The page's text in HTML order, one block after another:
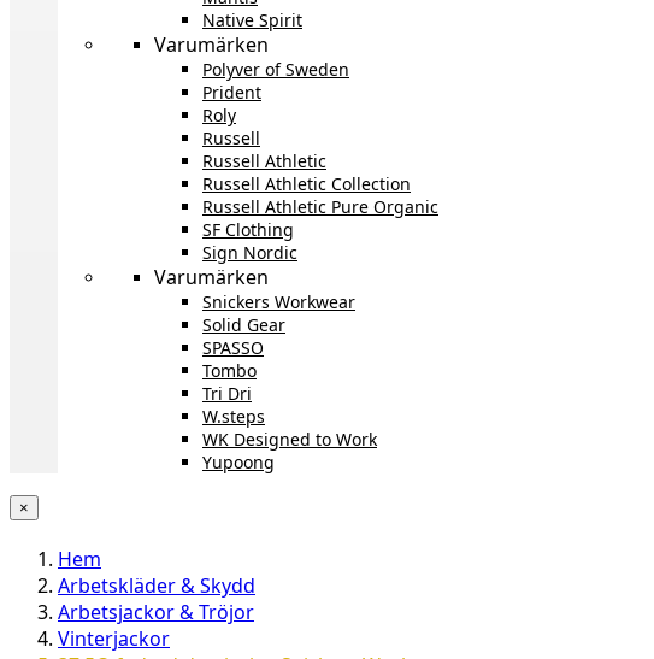
Native Spirit
Varumärken
Polyver of Sweden
Prident
Roly
Russell
Russell Athletic
Russell Athletic Collection
Russell Athletic Pure Organic
SF Clothing
Sign Nordic
Varumärken
Snickers Workwear
Solid Gear
SPASSO
Tombo
Tri Dri
W.steps
WK Designed to Work
Yupoong
×
Hem
Arbetskläder & Skydd
Arbetsjackor & Tröjor
Vinterjackor